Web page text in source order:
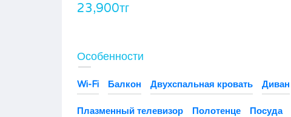
23,900тг
Особенности
Wi-Fi Балкон Двухспальная кровать Диван
Плазменный телевизор Полотенце Посуда
17,900тг